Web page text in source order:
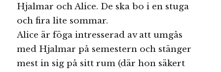
Hjalmar och Alice. De ska bo i en stuga
och fira lite sommar.
Alice är föga intresserad av att umgås
med Hjalmar på semestern och stänger
mest in sig på sitt rum (där hon säkert